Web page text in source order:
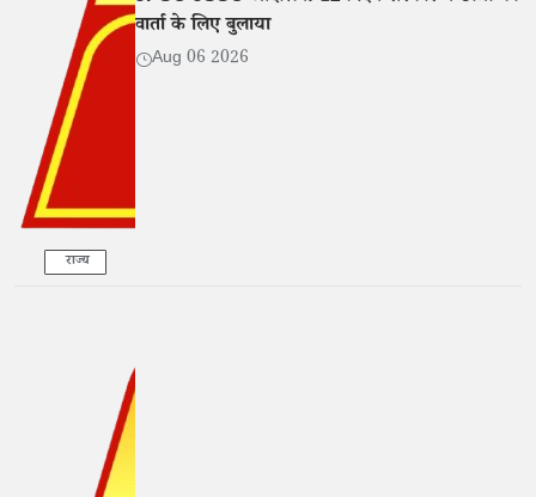
राज्य
वार्ता के लिए बुलाया
Aug 06 2026